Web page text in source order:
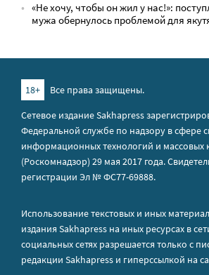
«Не хочу, чтобы он жил у нас!»:
мужа обернулось проблемой для
18+
Все права защищены.
Сетевое издание Sakhapress
Федеральной службе по надзору в сфере
информационных технологий и массовых
(Роскомнадзор) 29 мая 2017 года.
регистрации Эл № ФС77-69888.
Использование текстовых и иных
издания Sakhapress на иных ресурсах в
социальных сетях разрешается только с
редакции Sakhapress и гиперссылкой на